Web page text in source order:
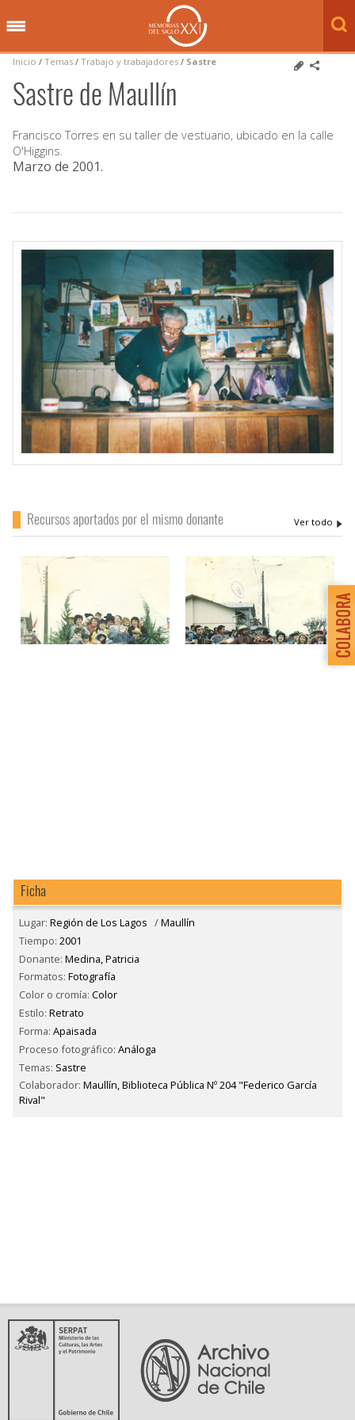
Inicio / Temas / Trabajo y trabajadores / Sastre
Sastre de Maullín
Francisco Torres en su taller de vestuario, ubicado en la calle
O'Higgins.
Marzo de 2001.
Recursos aportados por el mismo donante
Ficha
Lugar: Región de Los Lagos /Maullín
Tiempo: 2001
Donante: Medina, Patricia
Formatos: Fotografía
Color o cromía: Color
Estilo: Retrato
Forma: Apaisada
Proceso fotográfico: Análoga
Temas: Sastre
Colaborador: Maullín, Biblioteca Pública Nº 204 "Federico García
Rival"